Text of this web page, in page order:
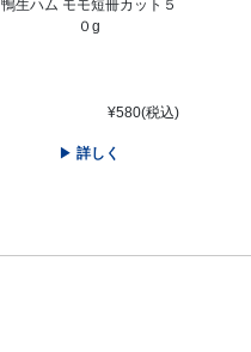
鴨生ハム モモ短冊カット５
０g
¥580(税込)
詳しく